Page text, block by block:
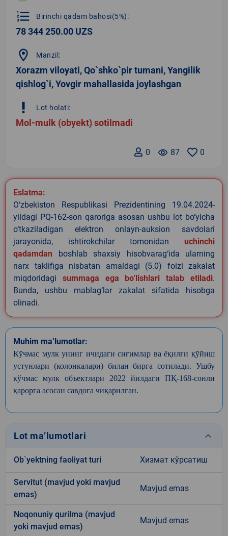
format_list_numbered Birinchi qadam bahosi(5%):
78 344 250.00 UZS
location_on Manzil:
Xorazm viloyati, Qo`shko`pir tumani, Yangilik
qishlog`i, Yovgir mahallasida joylashgan
priority_high Lot holati:
Mol-mulk (obyekt) sotilmadi
0
remove_red_eye 87
0
Eslatma:
O‘zbekiston Respublikasi Prezidentining 19.04.2024-
yildagi PQ-162-son qaroriga asosan ushbu lot bo‘yicha
o‘tkaziladigan elektron onlayn-auksion savdolari
jarayonida, ishtirokchilar tomonidan uchinchi
qadamdan boshlab shaxsiy hisobvarag‘ida ularning
narx taklifiga nisbatan amaldagi (5.0) foizi zakalat
miqdoridagi summaga ega bo‘lishlari talab etiladi.
Bunda, ushbu mablag‘lar zakalat sifatida hisobga
olinadi.
Muhim ma’lumotlar:
Кўчмас мулк унинг ичидаги сиғимлар ва ёқилғи қўйиш
устунлари (колонкалари) билан бирга сотилади. Ушбу
кўчмас мулк объектлари 2022 йилдаги ПҚ-168-сонли
қарорга асосан савдога чиқарилган.
Lot ma’lumotlari keyboard_arrow_down
Ob`yektning faoliyat turi Хизмат кўрсатиш
Servitut (mavjud yoki mavjud
emas)
Mavjud emas
Noqonuniy qurilma (mavjud
yoki mavjud emas)
Mavjud emas